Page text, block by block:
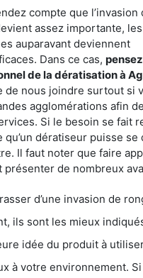
compte que l’invasion
assez importante,
auparavant deviennent
Dans ce cas,
de la dératisation à
de nous joindre surtout si
agglomérations afin de
Si le besoin se fait
qu’un dératiseur puisse se
Il faut noter que faire
de nombreux
d’une invasion de
ils sont les mieux
idée du produit à
à votre environnement.